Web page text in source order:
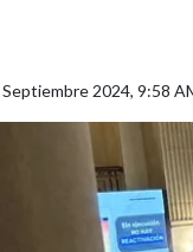
Septiembre 2024, 9:58